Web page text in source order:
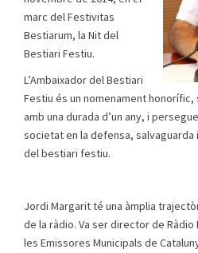
marc del Festivitas
Bestiarum, la Nit del
Bestiari Festiu.
L’Ambaixador del Bestiari
Festiu és un nomenament
amb una durada d’un any, i
societat en la defensa, salvaguarda
del bestiari festiu.
Jordi Margarit té una àmplia
de la ràdio. Va ser director de
les Emissores Municipals de